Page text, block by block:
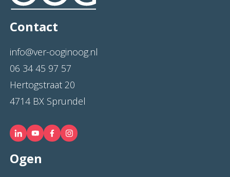
Contact
info@ver-ooginoog.nl
06 34 45 97 57
Hertogstraat 20
4714 BX Sprundel
Ogen